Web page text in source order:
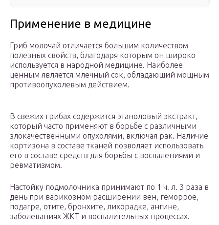
Применение в медицине
Гриб молочай отличается большим количеством
полезных свойств, благодаря которым он широко
используется в народной медицине. Наиболее
ценным является млечный сок, обладающий мощным
противоопухолевым действием.
В свежих грибах содержится этаноловый экстракт,
который часто применяют в борьбе с различными
злокачественными опухолями, включая рак. Наличие
кортизона в составе тканей позволяет использовать
его в составе средств для борьбы с воспалениями и
ревматизмом.
Настойку подмолочника принимают по 1 ч. л. 3 раза в
день при варикозном расширении вен, геморрое,
подагре, отите, бронхите, лихорадке, ангине,
заболеваниях ЖКТ и воспалительных процессах.